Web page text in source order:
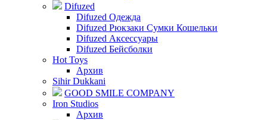
Difuzed
Difuzed Одежда
Difuzed Рюкзаки Сумки Кошельки
Difuzed Аксессуары
Difuzed Бейсболки
Hot Toys
Архив
Sihir Dukkani
GOOD SMILE COMPANY
Iron Studios
Архив